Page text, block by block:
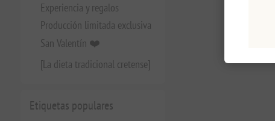
Experiencia y regalos
Producción limitada exclusiva
San Valentín ❤️
[La dieta tradicional cretense]
Etiquetas populares